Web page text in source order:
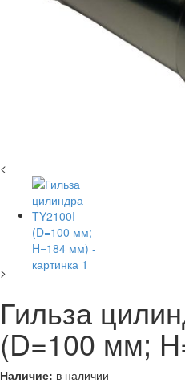
<
>
Гильза
(D=100 мм;
Наличие: в наличии